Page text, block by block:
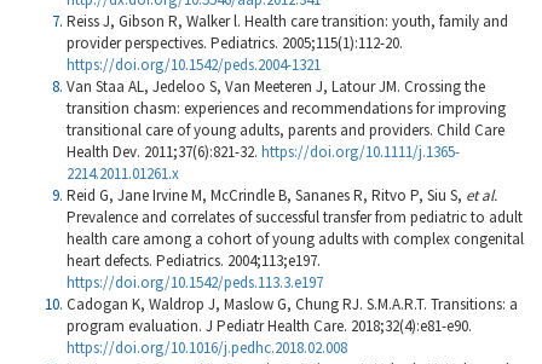
Reiss J, Gibson R, Walker l. Health care transition: youth, family and
provider perspectives. Pediatrics. 2005;115(1):112-20.
https://doi.org/10.1542/peds.2004-1321
Van Staa AL, Jedeloo S, Van Meeteren J, Latour JM. Crossing the
transition chasm: experiences and recommendations for improving
transitional care of young adults, parents and providers. Child Care
Health Dev. 2011;37(6):821-32. https://doi.org/10.1111/j.1365-
2214.2011.01261.x
Reid G, Jane Irvine M, McCrindle B, Sananes R, Ritvo P, Siu S, et al.
Prevalence and correlates of successful transfer from pediatric to adult
health care among a cohort of young adults with complex congenital
heart defects. Pediatrics. 2004;113;e197.
https://doi.org/10.1542/peds.113.3.e197
Cadogan K, Waldrop J, Maslow G, Chung RJ. S.M.A.R.T. Transitions: a
program evaluation. J Pediatr Health Care. 2018;32(4):e81-e90.
https://doi.org/10.1016/j.pedhc.2018.02.008